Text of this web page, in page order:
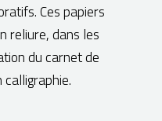
Ces papiers
reliure, dans les
du carnet de